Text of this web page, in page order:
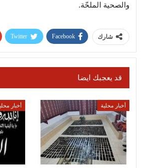
والصحية الملحّة.
شارك Facebook
Twitter
قد يعجبك ايضا
أخبار محلية أخبار